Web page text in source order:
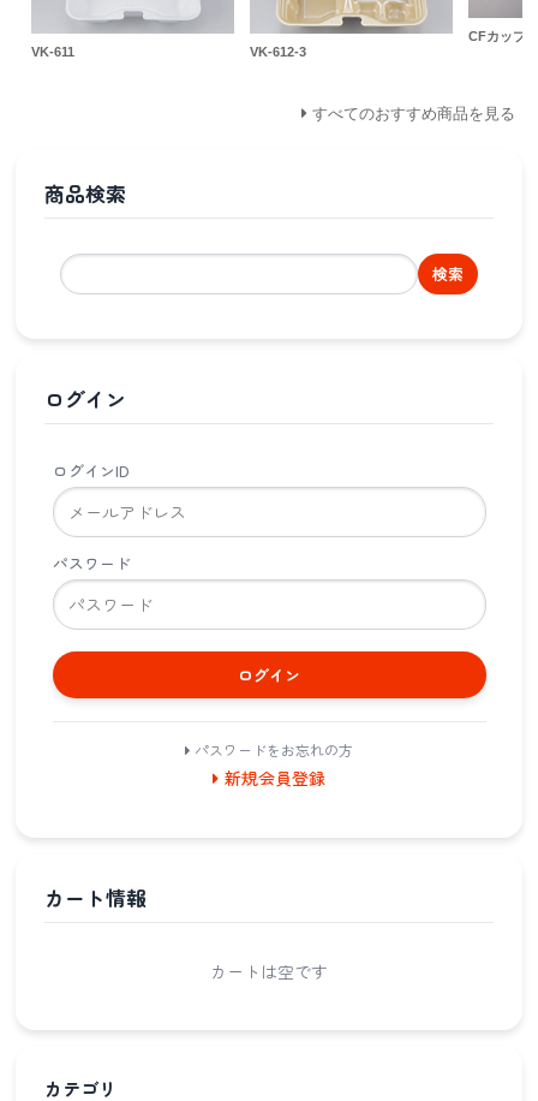
VK-611 VK-612-3
CFカップ
すべてのおすすめ商品を見る
商品検索
検索
ログイン
ログインID
パスワード
ログイン
パスワードをお忘れの方
新規会員登録
カート情報
カートは空です
カテゴリ